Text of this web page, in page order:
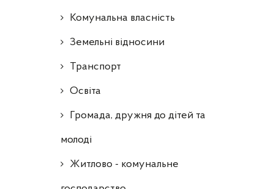
Комунальна власність
Земельні відносини
Транспорт
Освіта
Громада, дружня до дітей та
молоді
Житлово - комунальне